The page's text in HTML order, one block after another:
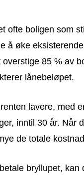
ofte boligen som
å øke
85 % av
lånebeløpet.
lavere, med
inntil 30 år. Når
de totale
bryllupet, kan